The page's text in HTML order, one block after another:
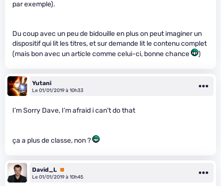
par exemple).
Du coup avec un peu de bidouille en plus on peut imaginer un
dispositif qui lit les titres, et sur demande lit le contenu complet
(mais bon avec un article comme celui-ci, bonne chance
)
Yutani
Le 01/01/2019 à 10h33
I’m Sorry Dave, I’m afraid i can’t do that
ça a plus de classe, non ?
David_L Premium
Le 01/01/2019 à 10h45